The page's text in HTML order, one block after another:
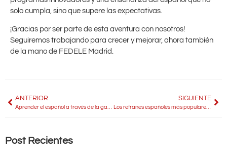
solo cumpla, sino que supere las expectativas.
¡Gracias por ser parte de esta aventura con nosotros!
Seguiremos trabajando para crecer y mejorar, ahora también
de la mano de FEDELE Madrid.
ANTERIOR SIGUIENTE
Los refranes españoles más populares y su significado
Post Recientes